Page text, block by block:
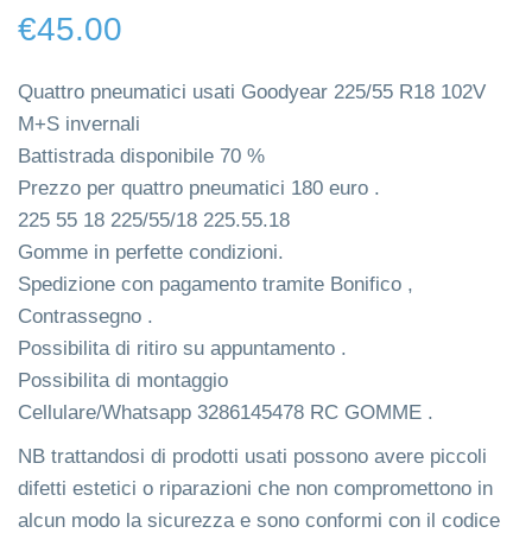
€45.00
Quattro pneumatici usati Goodyear 225/55 R18 102V
M+S invernali
Battistrada disponibile 70 %
Prezzo per quattro pneumatici 180 euro .
225 55 18 225/55/18 225.55.18
Gomme in perfette condizioni.
Spedizione con pagamento tramite Bonifico ,
Contrassegno .
Possibilita di ritiro su appuntamento .
Possibilita di montaggio
Cellulare/Whatsapp 3286145478 RC GOMME .
NB trattandosi di prodotti usati possono avere piccoli
difetti estetici o riparazioni che non compromettono in
alcun modo la sicurezza e sono conformi con il codice